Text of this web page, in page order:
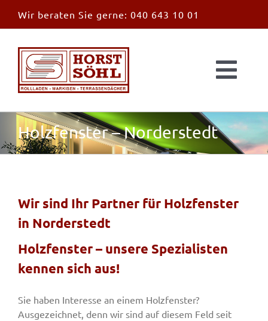
Inhalt
Wir beraten Sie gerne: 040 643 10 01
News
Überdachungen
Außen & Innen
Fenster & Türen
Holzfenster – Norderstedt
Wir sind Ihr Partner für Holzfenster
in Norderstedt
Holzfenster – unsere Spezialisten
kennen sich aus!
Sie haben Interesse an einem Holzfenster?
Ausgezeichnet, denn wir sind auf diesem Feld seit